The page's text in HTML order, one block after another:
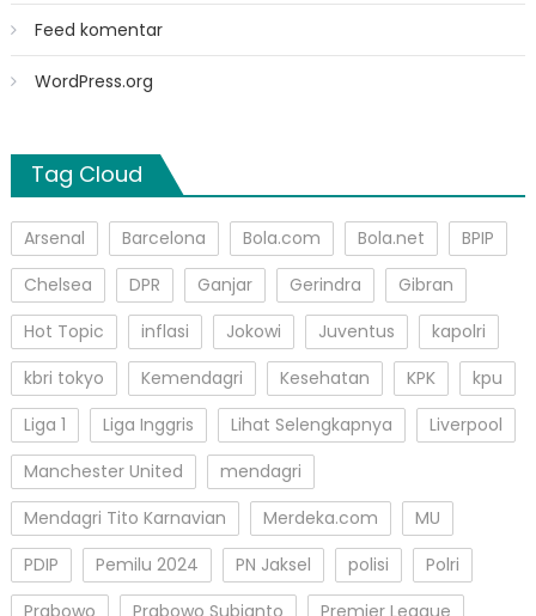
Feed komentar
WordPress.org
Tag Cloud
Arsenal Barcelona Bola.com Bola.net
BPIP
Chelsea
DPR Ganjar Gerindra
Gibran
Hot Topic
inflasi Jokowi Juventus
kapolri
kbri tokyo
Kemendagri Kesehatan KPK
kpu
Liga 1
Liga Inggris Lihat Selengkapnya
Liverpool
Manchester United
mendagri
Mendagri Tito Karnavian
Merdeka.com
MU
PDIP
Pemilu 2024 PN Jaksel polisi
Polri